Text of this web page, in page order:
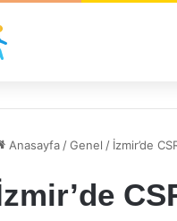
Anasayfa /Genel / İzmir’de